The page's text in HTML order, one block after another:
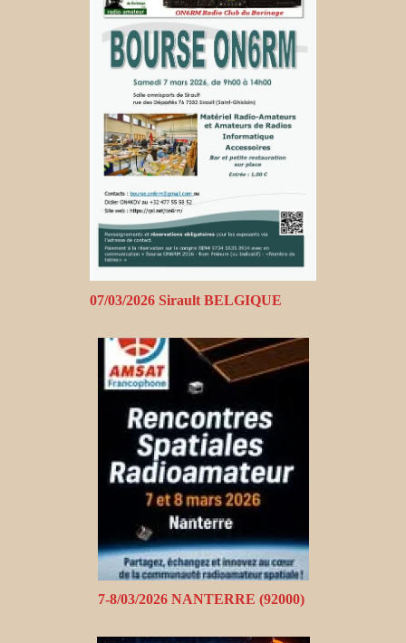
07/03/2026 Sirault BELGIQUE
7-8/03/2026 NANTERRE (92000)